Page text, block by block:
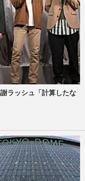
ラッシュ「計算したな